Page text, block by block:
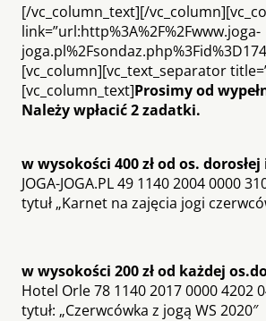
[/vc_column_text][/
link=”url:http%3A%2F%2Fwww.joga-
[vc_column][vc_text_separator
[vc_column_text]Prosimy od
Należy wpłacić 2 zadatki.
w wysokości 400 zł od os.
JOGA-JOGA.PL 49 1140 2004 0000
tytuł „Karnet na zajęcia jogi
w wysokości 200 zł od każdej
Hotel Orle 78 1140 2017 0000 4202
tytuł: „Czerwcówka z jogą WS 2020″